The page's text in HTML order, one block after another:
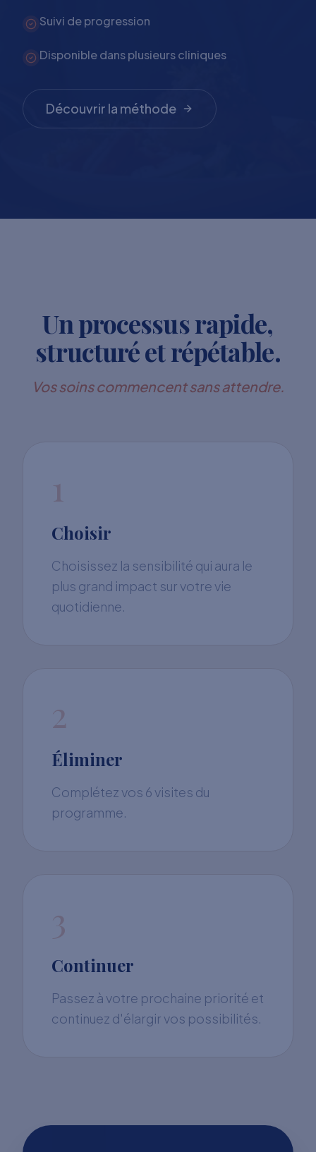
Suivi de progression
Disponible dans plusieurs cliniques
Découvrir la méthode
Un processus rapide,
structuré et répétable.
Vos soins commencent sans attendre.
1
Choisir
Choisissez la sensibilité qui aura le
plus grand impact sur votre vie
quotidienne.
2
Éliminer
Complétez vos 6 visites du
programme.
3
Continuer
Passez à votre prochaine priorité et
continuez d'élargir vos possibilités.